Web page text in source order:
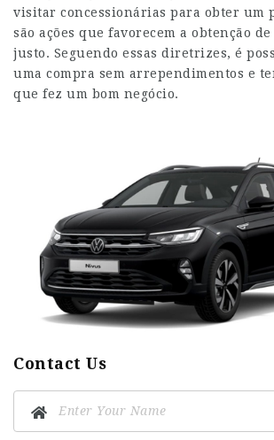
visitar concessionárias para obter um
são ações que favorecem a obtenção
justo. Seguendo essas diretrizes, é
uma compra sem arrependimentos e
que fez um bom negócio.
Contact Us